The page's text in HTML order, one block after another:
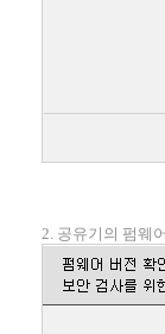
2. 공유기의 펌웨